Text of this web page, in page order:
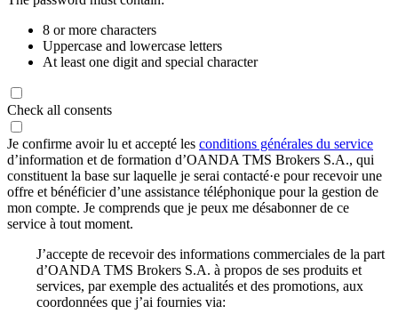
8 or more characters
Uppercase and lowercase letters
At least one digit and special character
Check all consents
Je confirme avoir lu et accepté les conditions générales du service
d’information et de formation d’OANDA TMS Brokers S.A., qui
constituent la base sur laquelle je serai contacté·e pour recevoir une
offre et bénéficier d’une assistance téléphonique pour la gestion de
mon compte. Je comprends que je peux me désabonner de ce
service à tout moment.
J’accepte de recevoir des informations commerciales de la part
d’OANDA TMS Brokers S.A. à propos de ses produits et
services, par exemple des actualités et des promotions, aux
coordonnées que j’ai fournies via: